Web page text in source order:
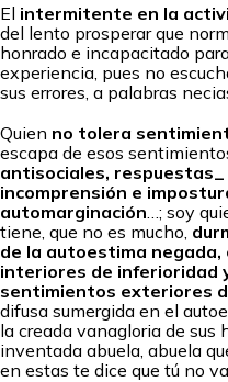
El intermitente en la
del lento prosperar que
honrado e incapacitado
experiencia, pues no
sus errores, a palabras
Quien no tolera
escapa de esos
antisociales, respuestas_
incomprensión e
automarginación …; soy
tiene, que no es mucho,
de la autoestima
interiores de inferioridad
sentimientos exteriores
difusa sumergida en el
la creada vanagloria de sus
inventada abuela, abuela
en estas te dice que tú no